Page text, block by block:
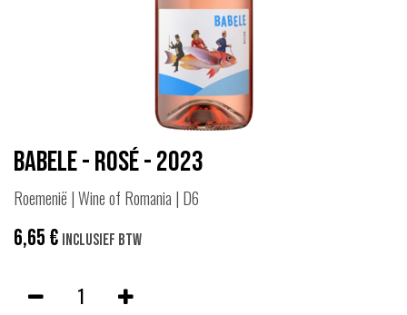
Babele - Rosé - 2023
Roemenië | Wine of Romania | D6
6,65€ Inclusief btw